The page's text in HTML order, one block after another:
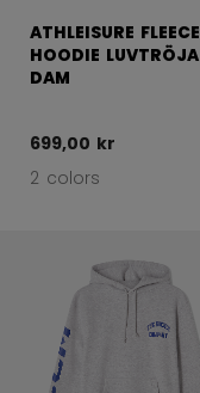
ATHLEISURE FLEECE
HOODIE LUVTRÖJA
DAM
699,00 kr
2 colors